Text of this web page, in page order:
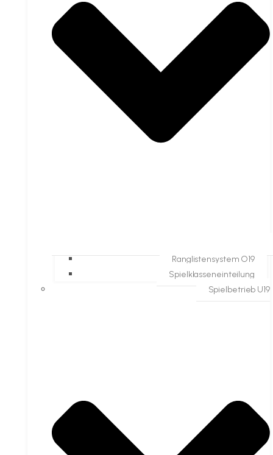
Ranglistensystem O19
Spielklasseneinteilung
Spielbetrieb U19